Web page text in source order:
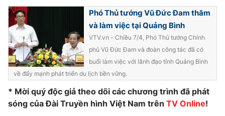
Khán giả
Giải sao mai
Sao
Du lịch
Làm đẹp
Chất lượng cuộc sống
Giáo dục
Tuyển sinh
Học trực tuyến
Công nghệ
Hitech Công nghệ tương lai
Thị trường
Giao lưu trực tuyến
Lịch phát sóng
Phó Thủ tướng Vũ Đức Đam thăm
và làm việc tại Quảng Bình
VTV.vn - Chiều 7/4, Phó Thủ tướng Chính
phủ Vũ Đức Đam và đoàn công tác đã có
buổi làm việc với lãnh đạo tỉnh Quảng Bình
về đẩy mạnh phát triển du lịch bền vững.
* Mời quý độc giả theo dõi các chương trình đã phát
sóng của Đài Truyền hình Việt Nam trên TV Online!